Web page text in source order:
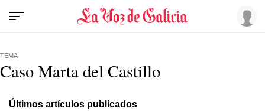
TEMA
Caso Marta del Castillo
Últimos artículos publicados